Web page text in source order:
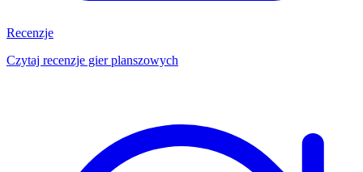
Recenzje
Czytaj recenzje gier planszowych